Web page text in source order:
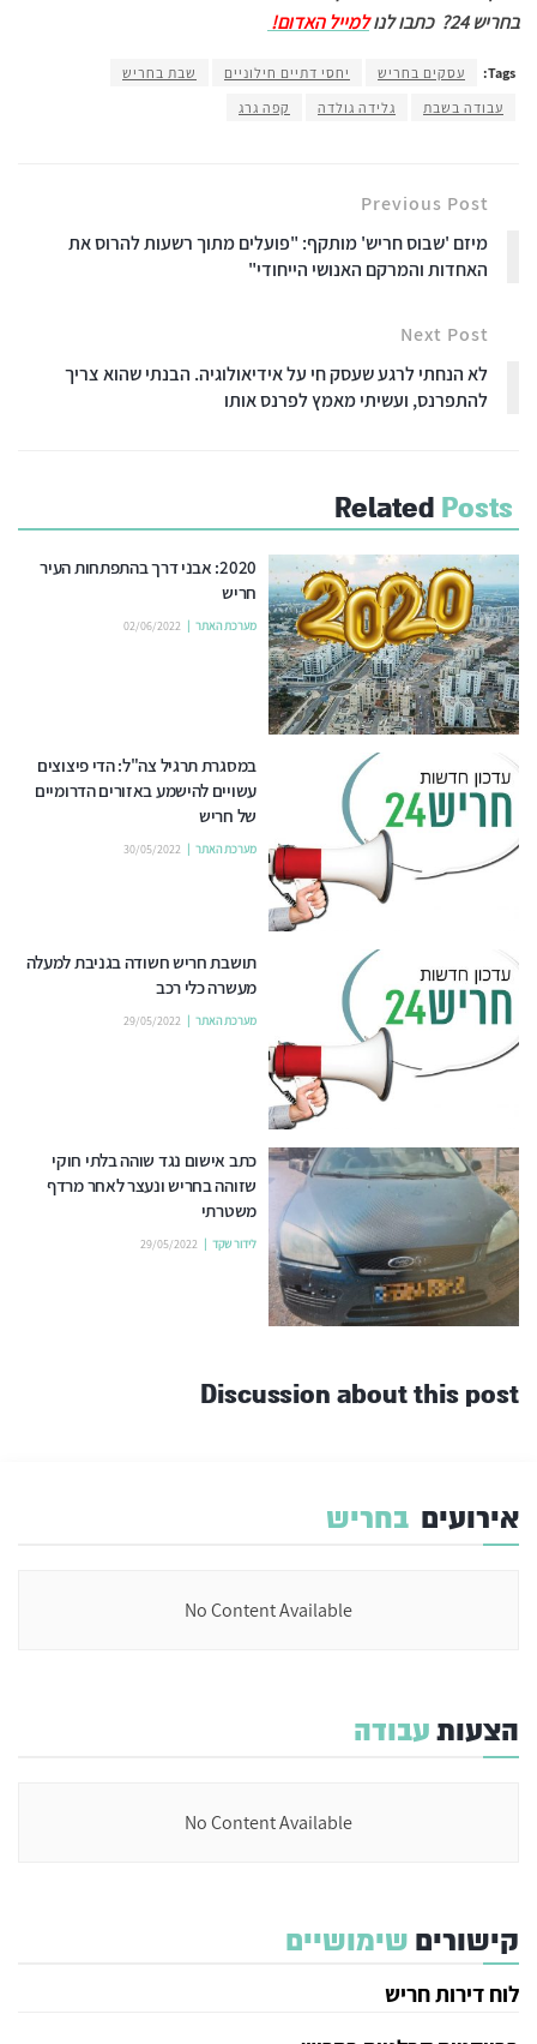
בחריש 24?
כתבו לנולמייל האדום!
Tags: עסקים בחריש יחסי דתיים חילוניים
שבת בחריש
עבודה בשבת
גלידה גולדה קפה גרג
Previous Post
מיזם 'שבוס חריש' מותקף: "פועלים מתוך רשעות להרוס את
האחדות והמרקם האנושי הייחודי"
Next Post
לא הנחתי לרגע שעסק חי על אידיאולוגיה. הבנתי שהוא צריך
להתפרנס, ועשיתי מאמץ לפרנס אותו
Related Posts
2020: אבני דרך בהתפתחות העיר
חריש
מערכת האתר 02/06/2022
במסגרת תרגיל צה"ל: הדי פיצוצים
עשויים להישמע באזורים הדרומיים
של חריש
מערכת האתר 30/05/2022
תושבת חריש חשודה בגניבת למעלה
מעשרה כלי רכב
מערכת האתר 29/05/2022
כתב אישום נגד שוהה בלתי חוקי
שזוהה בחריש ונעצר לאחר מרדף
משטרתי
לידור שקד 29/05/2022
Discussion about this post
אירועים בחריש
No Content Available
הצעותעבודה
No Content Available
קישורים שימושיים
לוח דירות חריש